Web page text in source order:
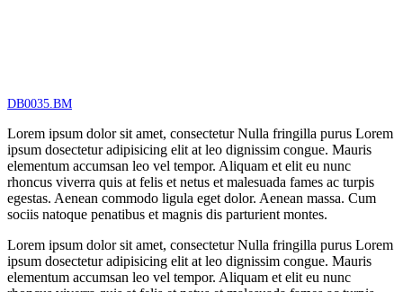
DB0035.BM
Lorem ipsum dolor sit amet, consectetur Nulla fringilla purus Lorem
ipsum dosectetur adipisicing elit at leo dignissim congue. Mauris
elementum accumsan leo vel tempor. Aliquam et elit eu nunc
rhoncus viverra quis at felis et netus et malesuada fames ac turpis
egestas. Aenean commodo ligula eget dolor. Aenean massa. Cum
sociis natoque penatibus et magnis dis parturient montes.
Lorem ipsum dolor sit amet, consectetur Nulla fringilla purus Lorem
ipsum dosectetur adipisicing elit at leo dignissim congue. Mauris
elementum accumsan leo vel tempor. Aliquam et elit eu nunc